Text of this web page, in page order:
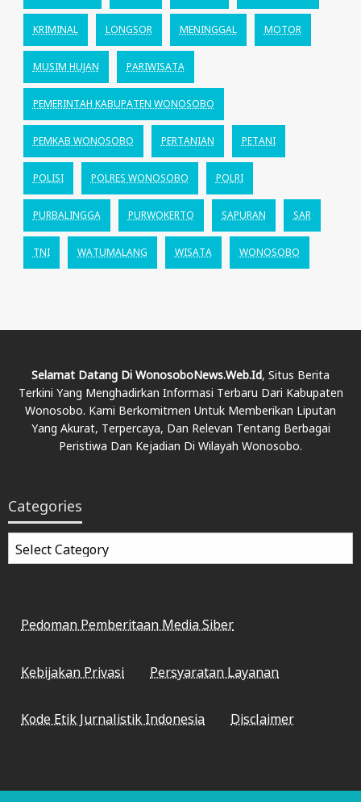
KRIMINAL LONGSOR MENINGGAL MOTOR
MUSIM HUJAN PARIWISATA
PEMERINTAH KABUPATEN WONOSOBO
PEMKAB WONOSOBO PERTANIAN PETANI
POLISI POLRES WONOSOBO POLRI
PURBALINGGA PURWOKERTO SAPURAN SAR
TNI WATUMALANG WISATA WONOSOBO
Selamat Datang Di WonosoboNews.web.id, Situs Berita
Terkini Yang Menghadirkan Informasi Terbaru Dari Kabupaten
Wonosobo. Kami Berkomitmen Untuk Memberikan Liputan
Yang Akurat, Terpercaya, Dan Relevan Tentang Berbagai
Peristiwa Dan Kejadian Di Wilayah Wonosobo.
Categories
Categories
Pedoman Pemberitaan Media Siber
Kebijakan Privasi Persyaratan Layanan
Kode Etik Jurnalistik Indonesia Disclaimer